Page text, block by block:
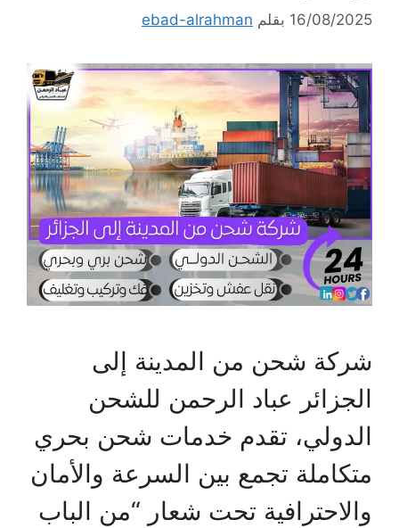
16/08/2025 بقلم ebad-alrahman
شركة شحن من المدينة إلى
الجزائر عباد الرحمن للشحن
الدولي، تقدم خدمات شحن بحري
متكاملة تجمع بين السرعة والأمان
والاحترافية تحت شعار “من الباب